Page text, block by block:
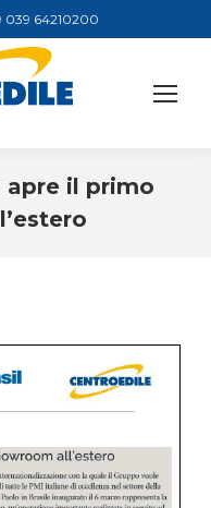
039 64210200
apre il primo